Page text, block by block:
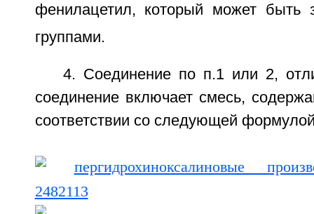
фенилацетил, который может быть
группами.
4. Соединение по п.1 или 2,
соединение включает смесь,
соответствии со следующей